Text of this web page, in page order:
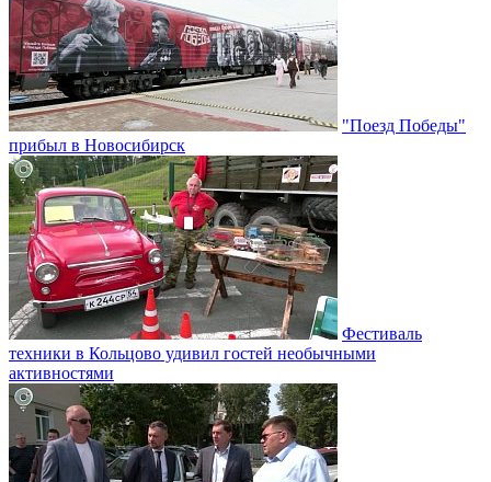
"Поезд Победы"
прибыл в Новосибирск
Фестиваль
техники в Кольцово удивил гостей необычными
активностями